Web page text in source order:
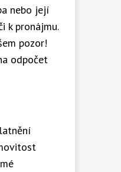
nebo její
k pronájmu.
pozor!
odpočet